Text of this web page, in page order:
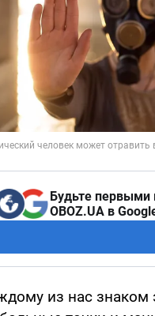
Будьте первыми
OBOZ.UA в
из нас знаком